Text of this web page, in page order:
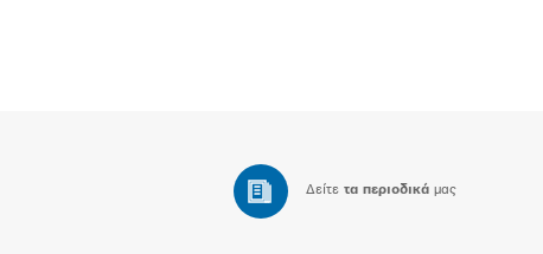
Δείτε τα περιοδικά μας